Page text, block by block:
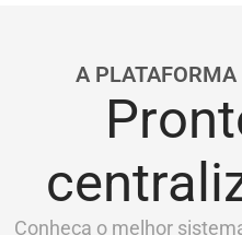
A
Conheça o melhor